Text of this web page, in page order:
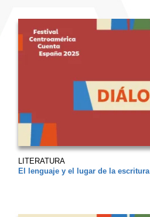
LITERATURA
El lenguaje y el lugar de la escritura